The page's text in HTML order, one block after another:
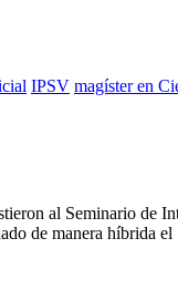
IPSV magíster en
al Seminario de
de manera híbrida